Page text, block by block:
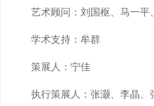
艺术顾问：刘国枢、马一
学术支持：牟群
策展人：宁佳
执行策展人：张灏、李晶、